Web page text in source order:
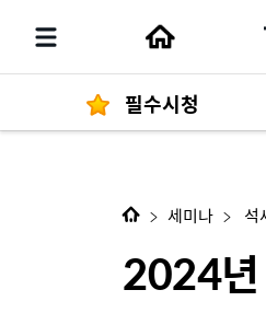
필수시청
다음 콘텐츠
세미나 석
2024년